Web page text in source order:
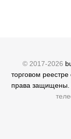
© 2017-2026
торговом
права защищены.